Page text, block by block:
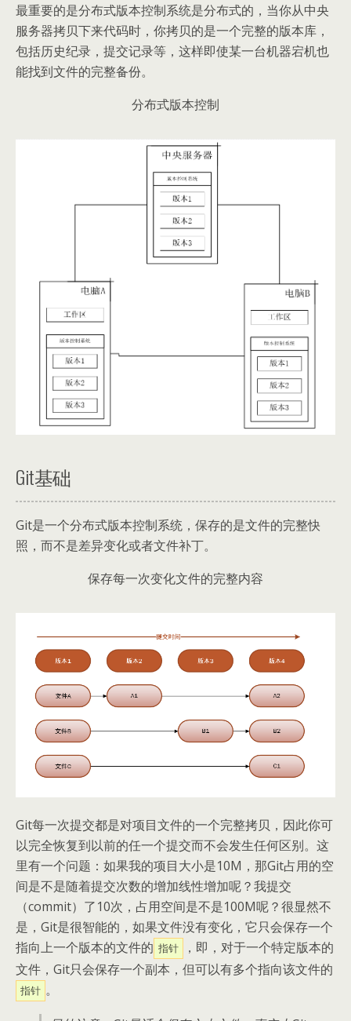
最重要的是分布式版本控制系统是分布式的，当你从中央
服务器拷贝下来代码时，你拷贝的是一个完整的版本库，
包括历史纪录，提交记录等，这样即使某一台机器宕机也
能找到文件的完整备份。
分布式版本控制
Git基础
Git是一个分布式版本控制系统，保存的是文件的完整快
照，而不是差异变化或者文件补丁。
保存每一次变化文件的完整内容
Git每一次提交都是对项目文件的一个完整拷贝，因此你可
以完全恢复到以前的任一个提交而不会发生任何区别。这
里有一个问题：如果我的项目大小是10M，那Git占用的空
间是不是随着提交次数的增加线性增加呢？我提交
（commit）了10次，占用空间是不是100M呢？很显然不
是，Git是很智能的，如果文件没有变化，它只会保存一个
指向上一个版本的文件的 指针
，即，对于一个特定版本的
文件，Git只会保存一个副本，但可以有多个指向该文件的
指针 。